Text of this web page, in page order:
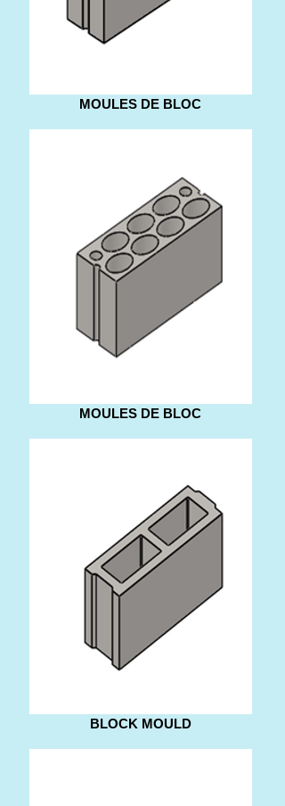
MOULES DE BLOC
MOULES DE BLOC
BLOCK MOULD